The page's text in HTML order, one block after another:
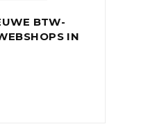
BTW-
IN